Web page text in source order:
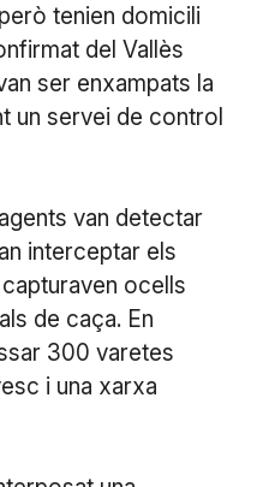
tenien domicili
del Vallès
ser enxampats la
un servei de control
van detectar
interceptar els
ocells
de caça. En
300 varetes
i una xarxa